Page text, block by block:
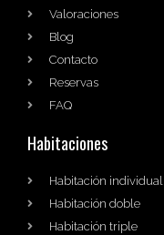
Valoraciones
Blog
Contacto
Reservas
FAQ
Habitaciones
Habitación individual
Habitación doble
Habitación triple